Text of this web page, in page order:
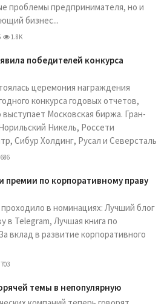
проблемы предпринимателя, но и
бизнес...
1.8K
победителей конкурса
церемония награждения
конкурса годовых отчетов,
выступает Московская биржа. Гран-
Никель, Россети
Сибур Холдинг, Русал и Северсталь
686
премии по корпоративному праву
проходило в номинациях: Лучший блог
в Telegram, Лучшая книга по
вклад в развитие корпоративного
703
темы в непопулярную